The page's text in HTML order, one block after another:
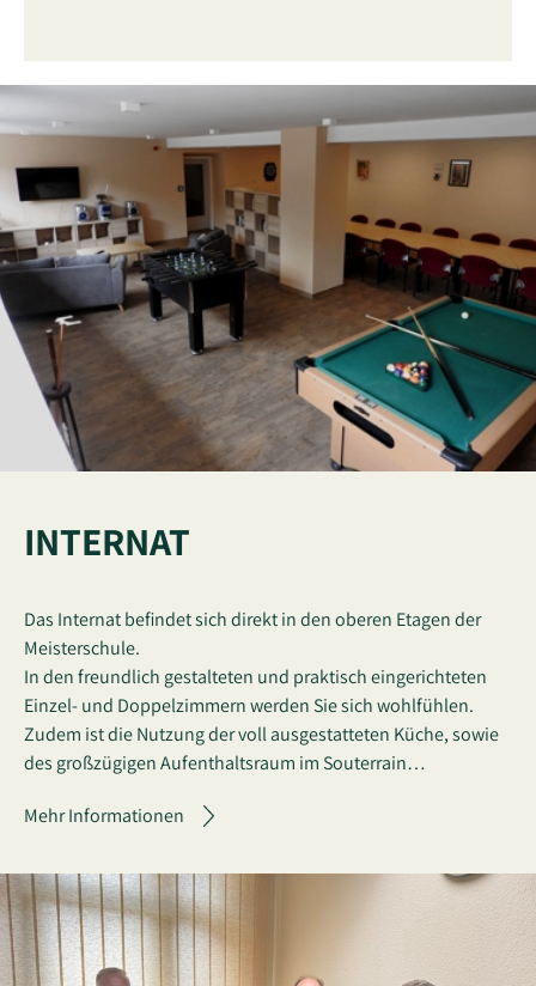
INTERNAT
Das Internat befindet sich direkt in den oberen Etagen der
Meisterschule.
In den freundlich gestalteten und praktisch eingerichteten
Einzel- und Doppelzimmern werden Sie sich wohlfühlen.
Zudem ist die Nutzung der voll ausgestatteten Küche, sowie
des großzügigen Aufenthaltsraum im Souterrain…
Mehr Informationen